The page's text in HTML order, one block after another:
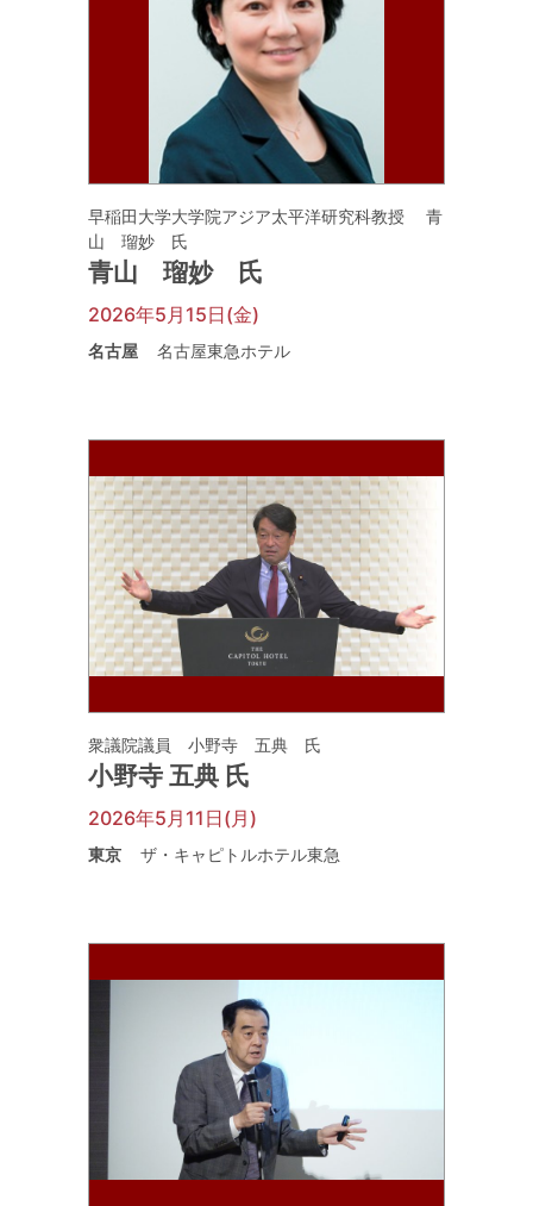
早稲田大学大学院アジア太平洋研究科教授 青
山 瑠妙 氏
青山 瑠妙 氏
2026年5月15日(金)
名古屋 名古屋東急ホテル
衆議院議員 小野寺 五典 氏
小野寺 五典 氏
2026年5月11日(月)
東京 ザ・キャピトルホテル東急